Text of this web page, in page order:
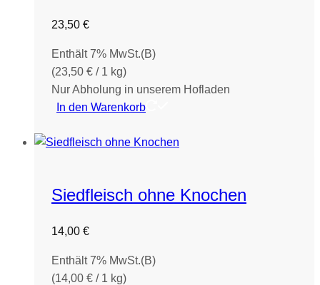
23,50 €
Enthält 7% MwSt.(B)
(23,50 € / 1 kg)
Nur Abholung in unserem Hofladen
In den Warenkorb
Siedfleisch ohne Knochen
14,00 €
Enthält 7% MwSt.(B)
(14,00 € / 1 kg)